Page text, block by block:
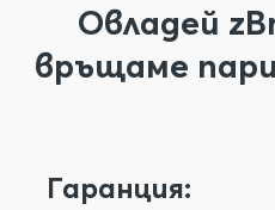
Овладей
връщаме
Гаранция: